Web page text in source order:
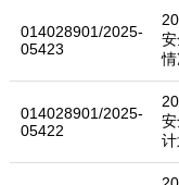
014028901/2025-
05423
014028901/2025-
05422
计